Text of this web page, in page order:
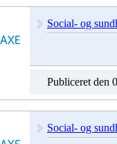
Social- og
Publiceret den
Social- og